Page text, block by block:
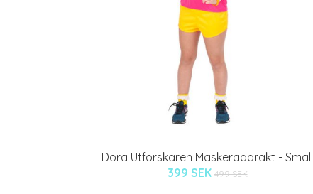
Dora Utforskaren Maskeraddräkt - Small
399 SEK 499 SEK